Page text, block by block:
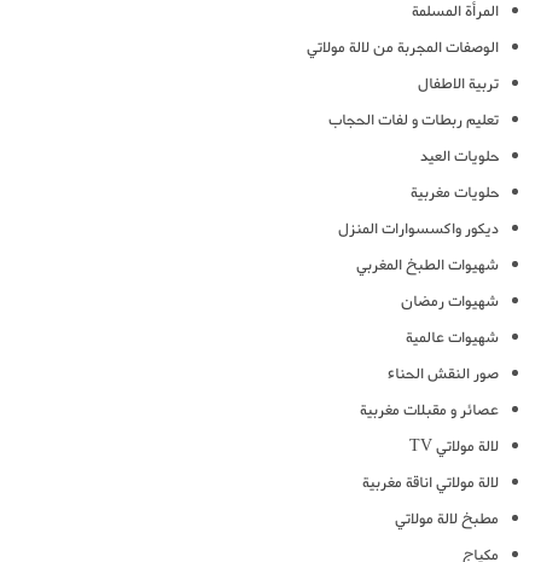
المرأة المسلمة
الوصفات المجربة من لالة مولاتي
تربية الاطفال
تعليم ربطات و لفات الحجاب
حلويات العيد
حلويات مغربية
ديكور واكسسوارات المنزل
شهيوات الطبخ المغربي
شهيوات رمضان
شهيوات عالمية
صور النقش الحناء
عصائر و مقبلات مغربية
لالة مولاتي TV
لالة مولاتي اناقة مغربية
مطبخ لالة مولاتي
مكياج